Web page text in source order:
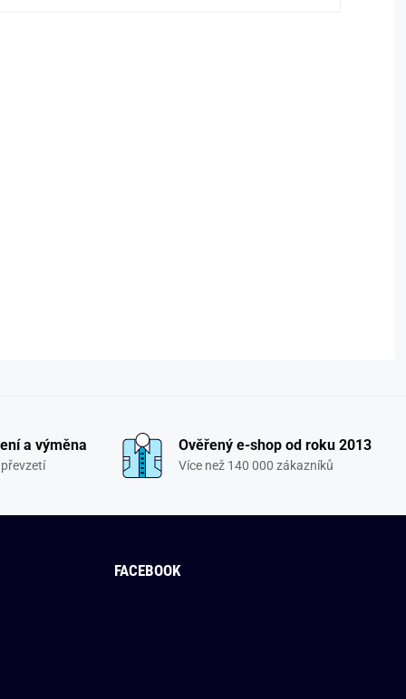
a výměna Ověřený e-shop od roku 2013
Více než 140 000 zákazníků
FACEBOOK